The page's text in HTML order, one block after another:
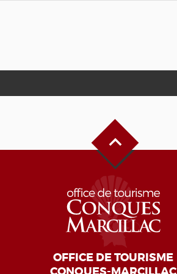
OFFICE DE TOURISME